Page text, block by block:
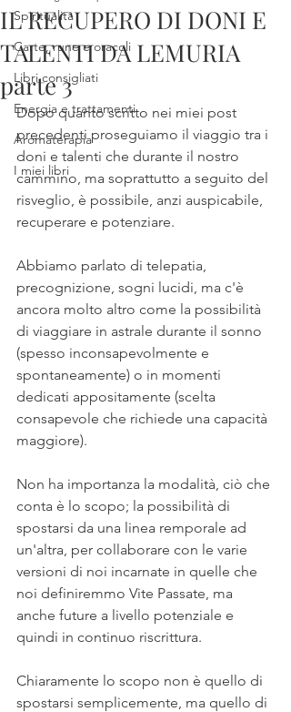
Spiritualità
Carte, rune e oracoli
Libri consigliati
Energia e trattamenti
Aromaterapia
I miei libri
IL RECUPERO DI DONI E
TALENTI DA LEMURIA
parte 3
Dopo quanto scritto nei miei post
precedenti proseguiamo il viaggio tra i
doni e talenti che durante il nostro
cammino, ma soprattutto a seguito del
risveglio, è possibile, anzi auspicabile,
recuperare e potenziare.
Abbiamo parlato di telepatia,
precognizione, sogni lucidi, ma c'è
ancora molto altro come la possibilità
di viaggiare in astrale durante il sonno
(spesso inconsapevolmente e
spontaneamente) o in momenti
dedicati appositamente (scelta
consapevole che richiede una capacità
maggiore).
Non ha importanza la modalità, ciò che
conta è lo scopo; la possibilità di
spostarsi da una linea remporale ad
un'altra, per collaborare con le varie
versioni di noi incarnate in quelle che
noi definiremmo Vite Passate, ma
anche future a livello potenziale e
quindi in continuo riscrittura.
Chiaramente lo scopo non è quello di
spostarsi semplicemente, ma quello di